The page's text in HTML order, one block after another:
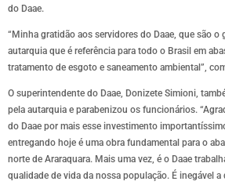
do Daae.
“Minha gratidão aos servidores do Daae, que são
autarquia que é referência para todo o Brasil em
tratamento de esgoto e saneamento ambiental”,
O superintendente do Daae, Donizete Simioni,
pela autarquia e parabenizou os funcionários.
do Daae por mais esse investimento
entregando hoje é uma obra fundamental para o
norte de Araraquara. Mais uma vez, é o Daae
qualidade de vida da nossa população. É inegável